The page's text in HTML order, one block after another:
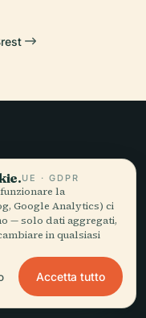
Iscriviti
UE · GDPR
la
Google Analytics) ci
— solo dati aggregati,
in qualsiasi
Accetta tutto